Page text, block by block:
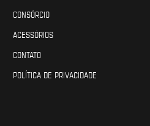
CONSÓRCIO
ACESSÓRIOS
CONTATO
POLÍTICA DE PRIVACIDADE